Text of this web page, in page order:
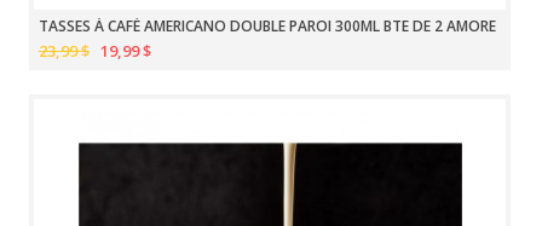
TASSES À CAFÉ AMERICANO DOUBLE PAROI 300ML BTE DE 2 AMORE
23,99 $ 19,99 $